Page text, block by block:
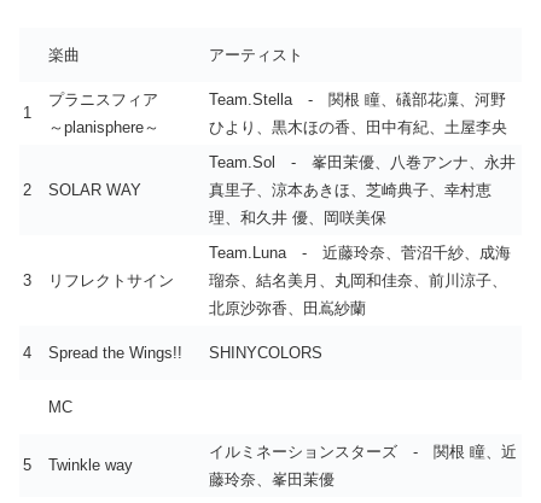
楽曲 アーティスト
1
プラニスフィア
～planisphere～
Team.Stella - 関根 瞳、礒部花凜、河野
ひより、黒木ほの香、田中有紀、土屋李央
2 SOLAR WAY
Team.Sol - 峯田茉優、八巻アンナ、永井
真里子、涼本あきほ、芝崎典子、幸村恵
理、和久井 優、岡咲美保
3 リフレクトサイン
Team.Luna - 近藤玲奈、菅沼千紗、成海
瑠奈、結名美月、丸岡和佳奈、前川涼子、
北原沙弥香、田嶌紗蘭
4 Spread the Wings!! SHINYCOLORS
MC
5 Twinkle way
イルミネーションスターズ - 関根 瞳、近
藤玲奈、峯田茉優